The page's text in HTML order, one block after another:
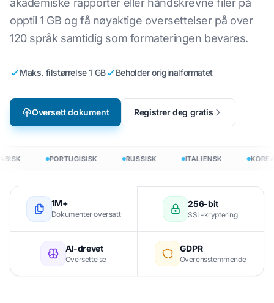
akademiske rapporter eller håndskrevne filer på
opptil 1 GB og få nøyaktige oversettelser på over
120 språk samtidig som formateringen bevares.
Maks. filstørrelse 1 GB Beholder originalformatet
Oversett dokument Registrer deg gratis
PORTUGISISK RUSSISK ITALIENSK
1M+
Dokumenter oversatt
256-bit
SSL-kryptering
AI-drevet
Oversettelse
GDPR
Overensstemmende